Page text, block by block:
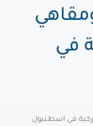
في
في اسطنبول